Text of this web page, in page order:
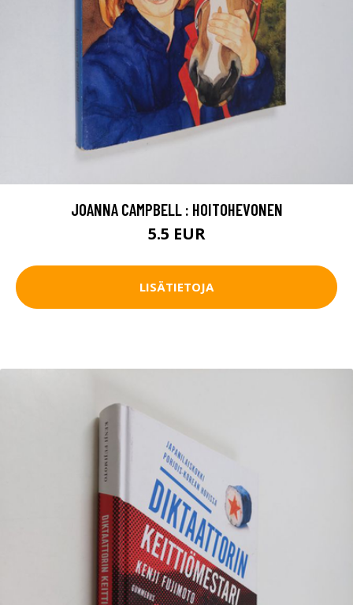
JOANNA CAMPBELL : HOITOHEVONEN
5.5 EUR
LISÄTIETOJA